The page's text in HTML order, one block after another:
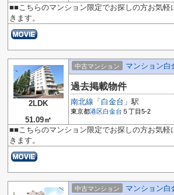
■■こちらのマンション限定でお探しの方お気
きます。
2LDK
51.09㎡
中古マンション マンション白
過去掲載物件
南北線 「 白金台 」駅
東京都港区白金台 ５丁目5-2
■■こちらのマンション限定でお探しの方お気
きます。
中古マンション マンション白